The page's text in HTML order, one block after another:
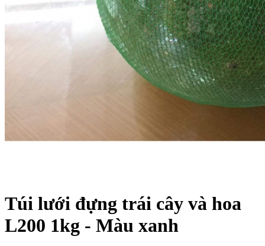
Túi lưới đựng trái cây và hoa
L200 1kg - Màu xanh